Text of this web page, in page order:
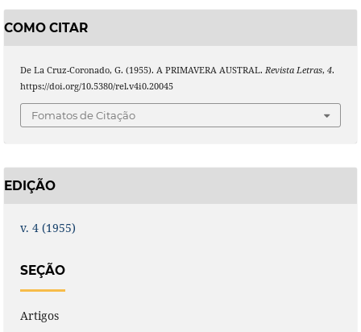
COMO CITAR
De La Cruz-Coronado, G. (1955). A PRIMAVERA AUSTRAL. Revista Letras, 4.
https://doi.org/10.5380/rel.v4i0.20045
Fomatos de Citação
EDIÇÃO
v. 4 (1955)
SEÇÃO
Artigos